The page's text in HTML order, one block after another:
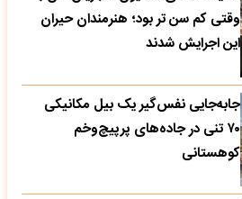
وقتی کم سن تر بود؛ هنرمندان حیران
این اجرایش شدند
جابه‌جایی نفس‌گیر یک بیل مکانیکی
۷۰ تنی در جاده‌های پرپیچ‌وخم
کوهستانی